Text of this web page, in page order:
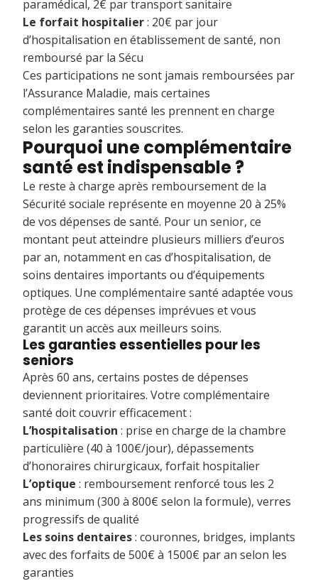
paramédical, 2€ par transport sanitaire
Le forfait hospitalier: 20€ par jour
d’hospitalisation en établissement de santé, non
remboursé par la Sécu
Ces participations ne sont jamais remboursées par
l’Assurance Maladie, mais certaines
complémentaires santé les prennent en charge
selon les garanties souscrites.
Pourquoi une complémentaire
santé est indispensable ?
Le reste à charge après remboursement de la
Sécurité sociale représente en moyenne 20 à 25%
de vos dépenses de santé. Pour un senior, ce
montant peut atteindre plusieurs milliers d’euros
par an, notamment en cas d’hospitalisation, de
soins dentaires importants ou d’équipements
optiques. Une complémentaire santé adaptée vous
protège de ces dépenses imprévues et vous
garantit un accès aux meilleurs soins.
Les garanties essentielles pour les
seniors
Après 60 ans, certains postes de dépenses
deviennent prioritaires. Votre complémentaire
santé doit couvrir efficacement :
L’hospitalisation : prise en charge de la chambre
particulière (40 à 100€/jour), dépassements
d’honoraires chirurgicaux, forfait hospitalier
L’optique : remboursement renforcé tous les 2
ans minimum (300 à 800€ selon la formule), verres
progressifs de qualité
Les soins dentaires: couronnes, bridges, implants
avec des forfaits de 500€ à 1500€ par an selon les
garanties